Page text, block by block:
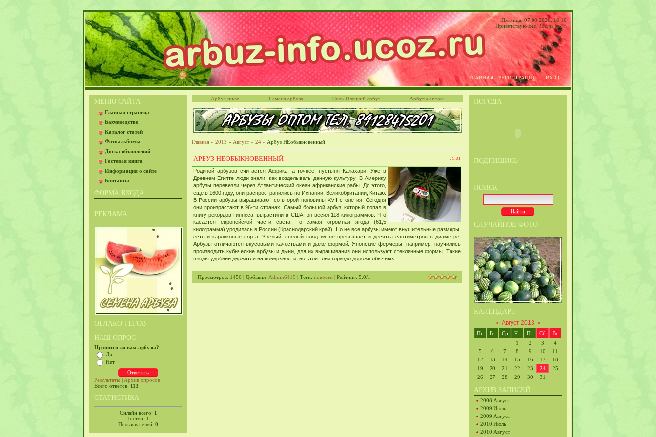
Пятница, 07.08.2026, 16:16
Приветствую Вас Гость|RSS
ГЛАВНАЯ РЕГИСТРАЦИЯ ВХОД
МЕНЮ САЙТА
Главная страница
Бахчеводство
Каталог статей
Фотоальбомы
Доска объявлений
Гостевая книга
Информация о сайте
Контакты
ФОРМА ВХОДА
РЕКЛАМА
ОБЛАКО ТЕГОВ
НАШ ОПРОС
Нравятся ли вам арбузы?
Да
Нет
Результаты | Архив опросов
Всего ответов: 113
СТАТИСТИКА
Онлайн всего: 1
Гостей: 1
Пользователей: 0
ПОГОДА
ПОДПИШИСЬ
ПОИСК
СЛУЧАЙНОЕ ФОТО
КАЛЕНДАРЬ
« Август 2013 »
Пн Вт Ср Чт Пт Сб
Вс
1
2 3
4
5
6 7 8 9 10
11
12
13 14 15 16 17
18
19
20 21 22 23 24
25
26
27 28 29 30 31
АРХИВ ЗАПИСЕЙ
2008 Август
2009 Июль
2009 Август
2010 Июль
2010 Август
Арбуз-инфо Семена арбуза Соль-Илецкий арбуз Арбузы оптом
Главная » 2013 » Август » 24 » Арбуз НЕобыкновенный
21:31
АРБУЗ НЕОБЫКНОВЕННЫЙ
Родиной арбузов считается Африка, а точнее, пустыня Калахари. Уже в
Древнем Египте люди знали, как возделывать данную культуру. В Америку
арбузы перевезли через Атлантический океан африканские рабы. До этого,
ещё в 1600 году, они распространились по Испании, Великобритании, Китаю.
В России арбузы выращивают со второй половины XVII столетия. Сегодня
они произрастают в 96-ти странах. Самый большой арбуз, который попал в
книгу рекордов Гиннеса, вырастили в США, он весил 118 килограммов. Что
касается европейской части света, то самая огромная ягода (61,5
килограмма) уродилась в России (Краснодарский край). Но не все арбузы имеют внушительные размеры,
есть и карликовые сорта. Зрелый, спелый плод их не превышает и десятка сантиметров в диаметре.
Арбузы отличаются вкусовыми качествами и даже формой. Японские фермеры, например, научились
производить кубические арбузы и дыни, для их выращивания они используют стеклянные формы. Такие
плоды удобнее держатся на поверхности, но стоят они гораздо дороже обычных.
Просмотров: 1456 | Добавил: Admin6415 | Теги: новости | Рейтинг: 5.0/1